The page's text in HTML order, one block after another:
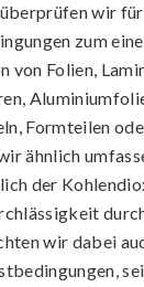
wir für
zum
von Folien,
Formteilen
ähnlich
der
wir dabei